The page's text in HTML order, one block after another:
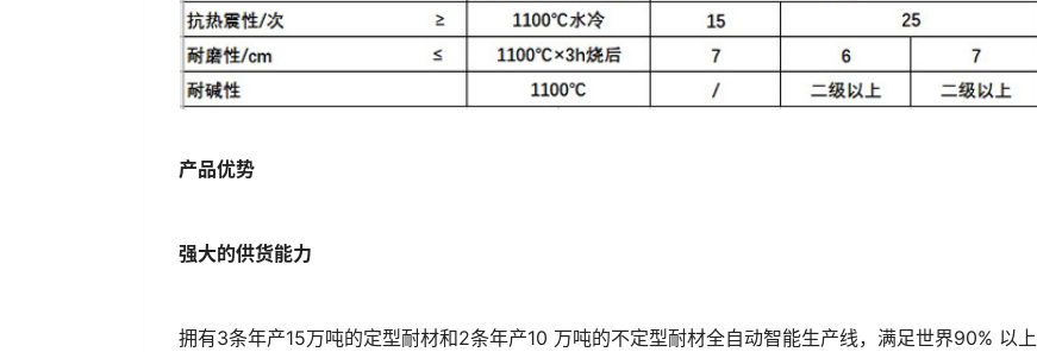
产品优势
强大的供货能力
拥有3条年产15万吨的定型耐材和2条年产10 万吨的不定型耐材全自动智能生产线，满足世界90% 以上